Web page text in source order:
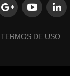
TERMOS DE USO